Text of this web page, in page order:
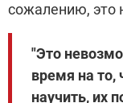
сожалению, это
"Это
время на то,
научить, их